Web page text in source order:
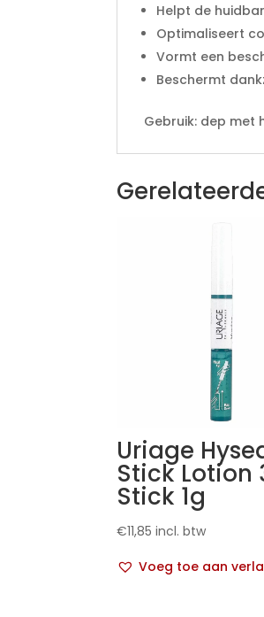
Helpt de
Optimaliseert
Vormt een
Beschermt
Gebruik: dep met
Uriage
Stick Lotion
Stick 1g
€11,85 incl. btw
Voeg toe aan